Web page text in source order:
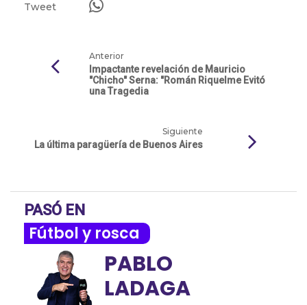
Tweet
Anterior
Impactante revelación de Mauricio
"Chicho" Serna: "Román Riquelme Evitó
una Tragedia
Siguiente
La última paragüería de Buenos Aires
PASÓ EN
Fútbol y rosca
PABLO
LADAGA